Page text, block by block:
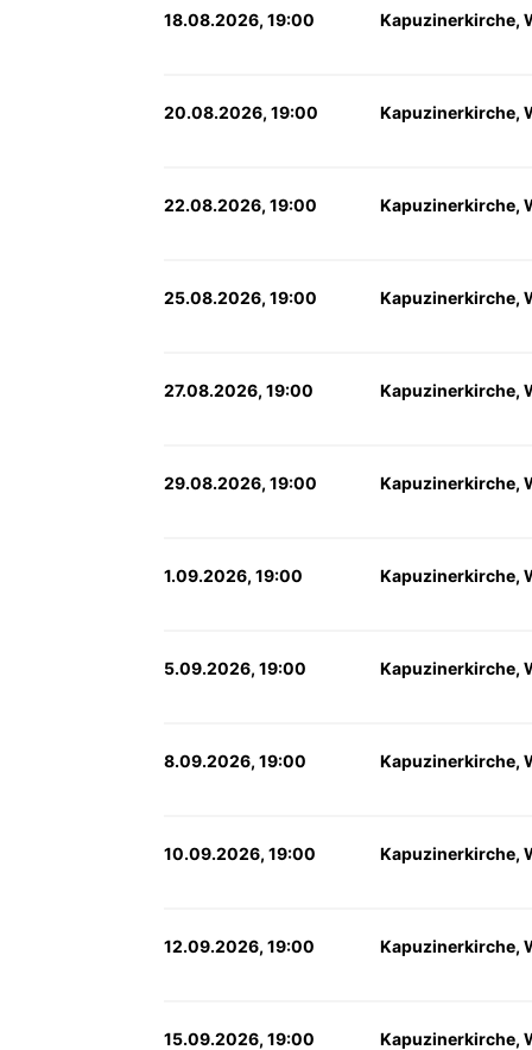
18.08.2026, 19:00 Kapuzinerkirche,
20.08.2026, 19:00 Kapuzinerkirche,
22.08.2026, 19:00 Kapuzinerkirche,
25.08.2026, 19:00 Kapuzinerkirche,
27.08.2026, 19:00 Kapuzinerkirche,
29.08.2026, 19:00 Kapuzinerkirche,
1.09.2026, 19:00 Kapuzinerkirche,
5.09.2026, 19:00 Kapuzinerkirche,
8.09.2026, 19:00 Kapuzinerkirche,
10.09.2026, 19:00 Kapuzinerkirche,
12.09.2026, 19:00 Kapuzinerkirche,
15.09.2026, 19:00 Kapuzinerkirche,